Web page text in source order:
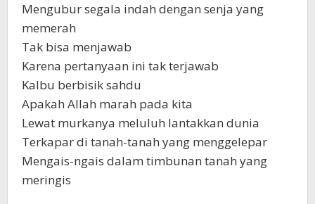
Mengubur segala indah dengan senja yang
memerah
Tak bisa menjawab
Karena pertanyaan ini tak terjawab
Kalbu berbisik sahdu
Apakah Allah marah pada kita
Lewat murkanya meluluh lantakkan dunia
Terkapar di tanah-tanah yang menggelepar
Mengais-ngais dalam timbunan tanah yang
meringis